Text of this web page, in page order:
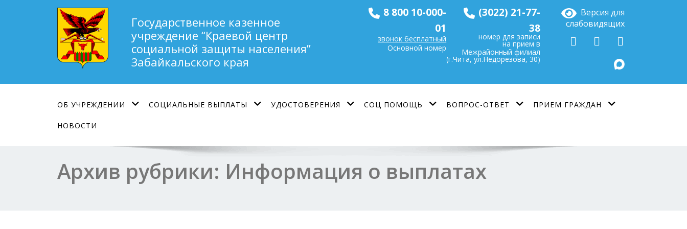
Государственное казенное
учреждение “Краевой центр
социальной защиты населения”
Забайкальского края
8 800 10-000-
01
звонок бесплатный
Основной номер
(3022) 21-77-
38
номер для записи
на прием в
Межрайонный филиал
(г.Чита, ул.Недорезова, 30)
Версия для
слабовидящих
ОБ УЧРЕЖДЕНИИ СОЦИАЛЬНЫЕ ВЫПЛАТЫ УДОСТОВЕРЕНИЯ СОЦ ПОМОЩЬ ВОПРОС-ОТВЕТ ПРИЕМ ГРАЖДАН
НОВОСТИ
Архив рубрики: Информация о выплатах